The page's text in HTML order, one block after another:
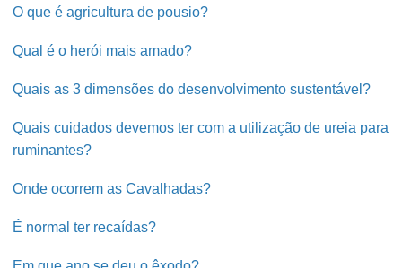
O que é agricultura de pousio?
Qual é o herói mais amado?
Quais as 3 dimensões do desenvolvimento sustentável?
Quais cuidados devemos ter com a utilização de ureia para
ruminantes?
Onde ocorrem as Cavalhadas?
É normal ter recaídas?